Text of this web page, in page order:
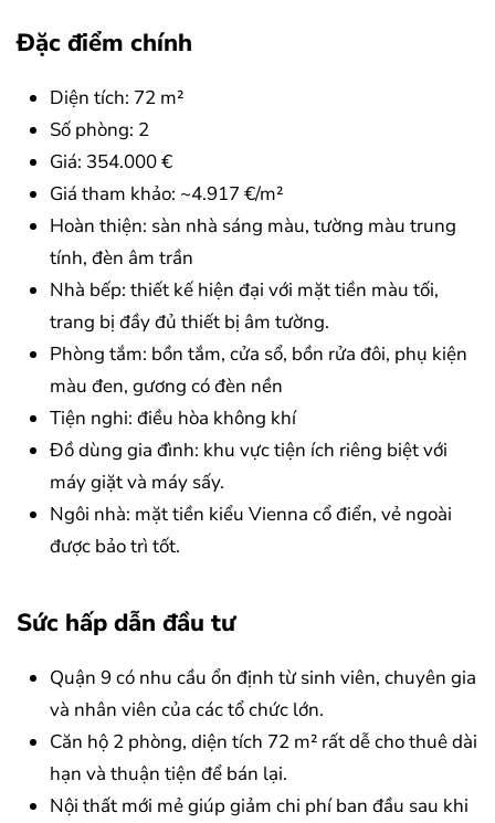
Đặc điểm chính
Diện tích: 72 m²
Số phòng: 2
Giá: 354.000 €
Giá tham khảo: ~4.917 €/m²
Hoàn thiện: sàn nhà sáng màu, tường màu trung
tính, đèn âm trần
Nhà bếp: thiết kế hiện đại với mặt tiền màu tối,
trang bị đầy đủ thiết bị âm tường.
Phòng tắm: bồn tắm, cửa sổ, bồn rửa đôi, phụ kiện
màu đen, gương có đèn nền
Tiện nghi: điều hòa không khí
Đồ dùng gia đình: khu vực tiện ích riêng biệt với
máy giặt và máy sấy.
Ngôi nhà: mặt tiền kiểu Vienna cổ điển, vẻ ngoài
được bảo trì tốt.
Sức hấp dẫn đầu tư
Quận 9 có nhu cầu ổn định từ sinh viên, chuyên gia
và nhân viên của các tổ chức lớn.
Căn hộ 2 phòng, diện tích 72 m² rất dễ cho thuê dài
hạn và thuận tiện để bán lại.
Nội thất mới mẻ giúp giảm chi phí ban đầu sau khi